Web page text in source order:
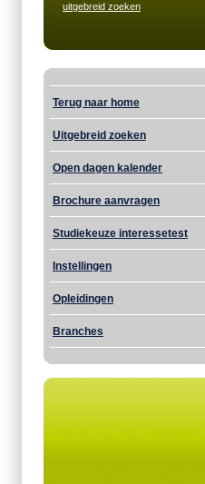
uitgebreid zoeken
Terug naar home
Uitgebreid zoeken
Open dagen kalender
Brochure aanvragen
Studiekeuze interessetest
Instellingen
Opleidingen
Branches